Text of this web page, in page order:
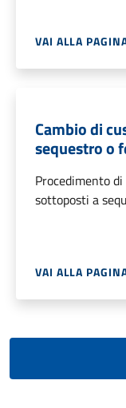
VAI ALLA
Cambio di
sequestro o
Procedimento
sottoposti a
VAI ALLA